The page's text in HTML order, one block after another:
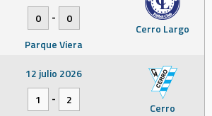
Cerro Largo
0
-
0
Parque Viera
Cerro
12 julio 2026
1
-
2